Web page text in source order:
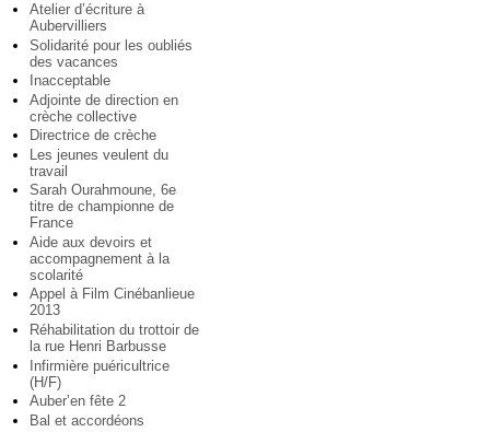
Atelier d’écriture à
Aubervilliers
Solidarité pour les oubliés
des vacances
Inacceptable
Adjointe de direction en
crèche collective
Directrice de crèche
Les jeunes veulent du
travail
Sarah Ourahmoune, 6e
titre de championne de
France
Aide aux devoirs et
accompagnement à la
scolarité
Appel à Film Cinébanlieue
2013
Réhabilitation du trottoir de
la rue Henri Barbusse
Infirmière puéricultrice
(H/F)
Auber’en fête 2
Bal et accordéons